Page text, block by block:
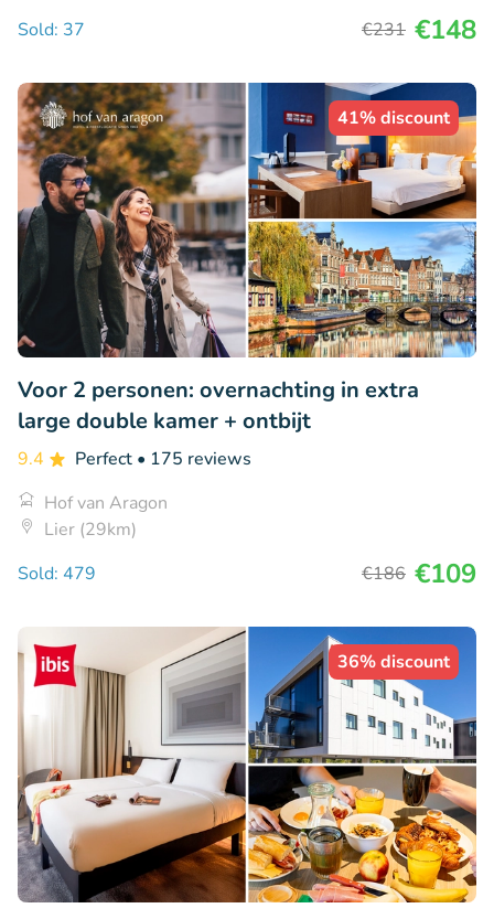
Sold: 37
€231 €148
41% discount
Voor 2 personen: overnachting in extra
large double kamer + ontbijt
9.4 Perfect • 175 reviews
Hof van Aragon
Lier (29km)
Sold: 479
€186 €109
36% discount